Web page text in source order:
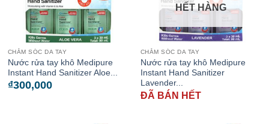
CHĂM SÓC DA TAY
Nước rửa tay khô Medipure
Instant Hand Sanitizer Aloe...
₫300,000
HẾT HÀNG
CHĂM SÓC DA TAY
Nước rửa tay khô Medipure
Instant Hand Sanitizer
Lavender...
ĐÃ BÁN HẾT